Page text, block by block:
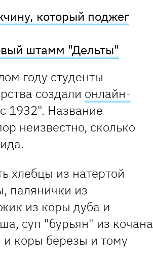
который поджег
штамм "Дельты"
году студенты
создали онлайн-
1932". Название
неизвестно, сколько
хлебцы из натертой
палянички из
из коры дуба и
суп "бурьян" из кочана
и коры березы и тому